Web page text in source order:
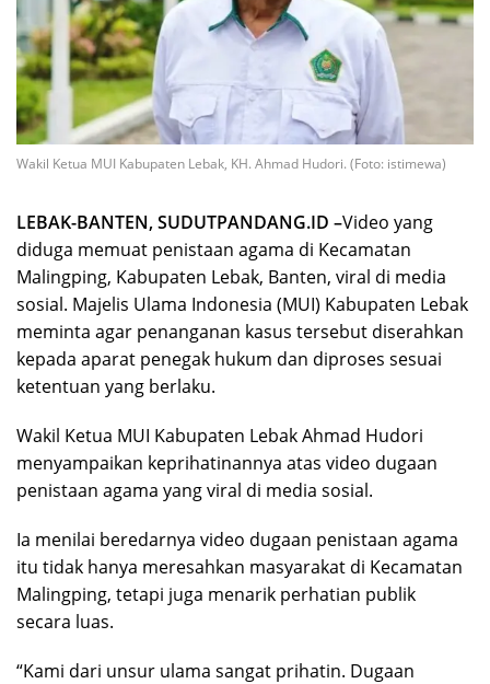
Wakil Ketua MUI Kabupaten Lebak, KH. Ahmad Hudori. (Foto: istimewa)
LEBAK-BANTEN, SUDUTPANDANG.ID –Video yang
diduga memuat penistaan agama di Kecamatan
Malingping, Kabupaten Lebak, Banten, viral di media
sosial. Majelis Ulama Indonesia (MUI) Kabupaten Lebak
meminta agar penanganan kasus tersebut diserahkan
kepada aparat penegak hukum dan diproses sesuai
ketentuan yang berlaku.
Wakil Ketua MUI Kabupaten Lebak Ahmad Hudori
menyampaikan keprihatinannya atas video dugaan
penistaan agama yang viral di media sosial.
Ia menilai beredarnya video dugaan penistaan agama
itu tidak hanya meresahkan masyarakat di Kecamatan
Malingping, tetapi juga menarik perhatian publik
secara luas.
“Kami dari unsur ulama sangat prihatin. Dugaan